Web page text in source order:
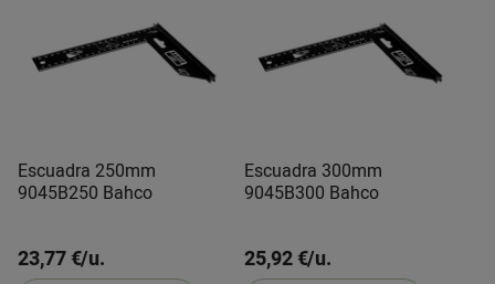
Escuadra 250mm
9045B250 Bahco
23,77 €/u.
Escuadra 300mm
9045B300 Bahco
25,92 €/u.